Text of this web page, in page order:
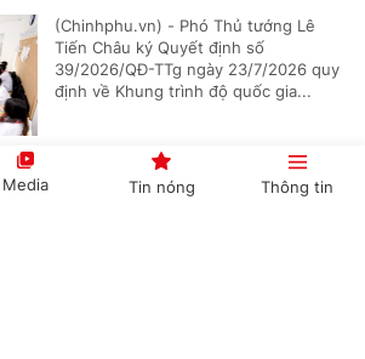
(Chinhphu.vn) - Phó Thủ tướng Lê
Tiến Châu ký Quyết định số
39/2026/QĐ-TTg ngày 23/7/2026 quy
định về Khung trình độ quốc gia...
Media Tin nóng Thông tin